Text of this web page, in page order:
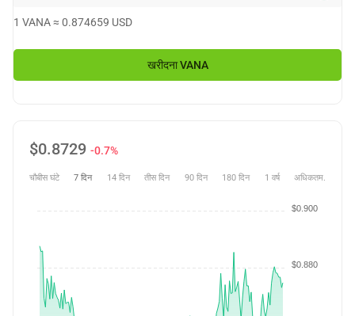
1 VANA≈ 0.874659 USD
खरीदना VANA
$0.8729 -0.7%
चौबीस घंटे 7 दिन 14 दिन तीस दिन 90 दिन 180 दिन 1 वर्ष अधिकतम.
$0.880
$0.900